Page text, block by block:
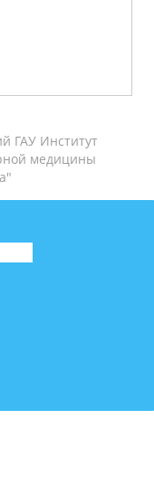
ГАУ Институт
медицины